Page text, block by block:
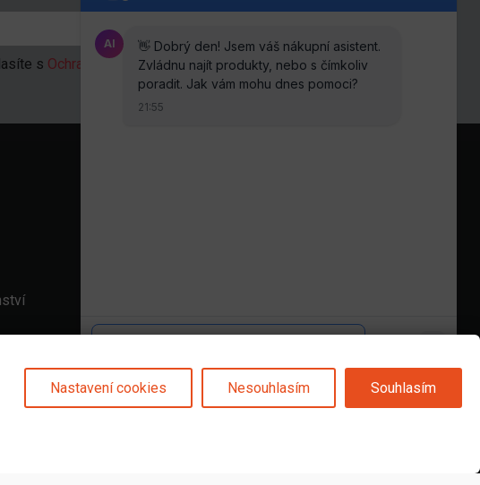
s Ochranou osobních údajů.
Nastavení cookies Nesouhlasím Souhlasím